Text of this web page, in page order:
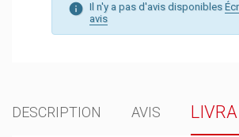
Il n'y a pas d'avis disponibles
avis
DESCRIPTION AVIS